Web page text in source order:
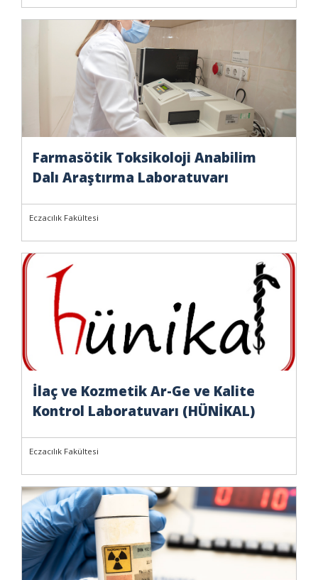
Farmasötik Toksikoloji Anabilim
Dalı Araştırma Laboratuvarı
Eczacılık Fakültesi
İlaç ve Kozmetik Ar-Ge ve Kalite
Kontrol Laboratuvarı (HÜNİKAL)
Eczacılık Fakültesi